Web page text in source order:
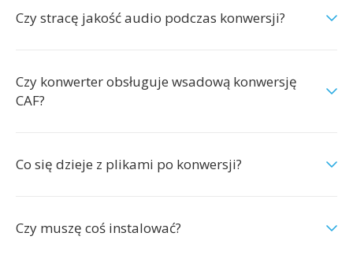
Czy stracę jakość audio podczas konwersji?
Czy konwerter obsługuje wsadową konwersję
CAF?
Co się dzieje z plikami po konwersji?
Czy muszę coś instalować?